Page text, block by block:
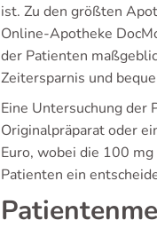
ist. Zu den größten
Online-Apotheke
der Patienten
Zeitersparnis und
Eine Untersuchung der
Originalpräparat oder
Euro, wobei die 100
Patienten ein